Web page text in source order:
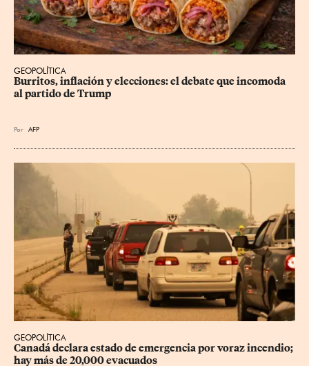
GEOPOLÍTICA
Burritos, inflación y elecciones: el debate que incomoda
al partido de Trump
Por AFP
GEOPOLÍTICA
Canadá declara estado de emergencia por voraz incendio;
hay más de 20,000 evacuados